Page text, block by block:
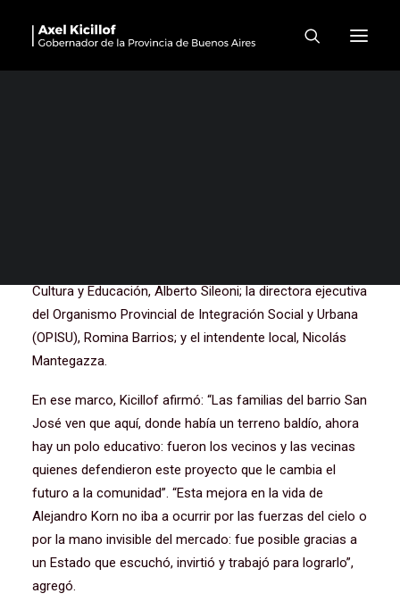
“Seguimos sumando la
fuerza de la comunidad y de
Cultura y Educación, Alberto Sileoni; la directora ejecutiva
del Organismo Provincial de Integración Social y Urbana
(OPISU), Romina Barrios; y el intendente local, Nicolás
Mantegazza.
En ese marco, Kicillof afirmó: “Las familias del barrio San
José ven que aquí, donde había un terreno baldío, ahora
hay un polo educativo: fueron los vecinos y las vecinas
quienes defendieron este proyecto que le cambia el
futuro a la comunidad”. “Esta mejora en la vida de
Alejandro Korn no iba a ocurrir por las fuerzas del cielo o
por la mano invisible del mercado: fue posible gracias a
un Estado que escuchó, invirtió y trabajó para lograrlo”,
agregó.